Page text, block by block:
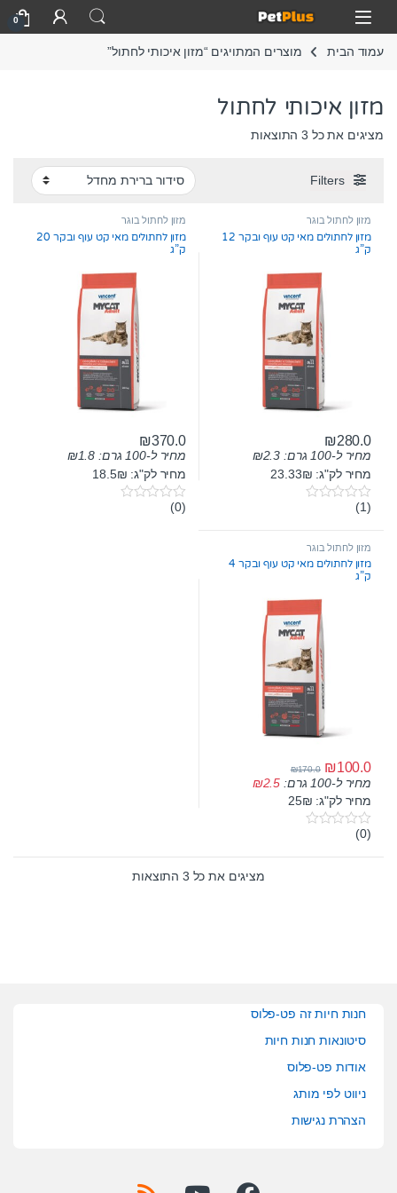
Skip to navigation
Skip to content
Open
0
עמוד הבית מוצרים המתויגים “מזון איכותי לחתול”
מזון איכותי לחתול
מציגים את כל ⁦3⁩ התוצאות
Filters
מזון לחתול בוגר
מזון לחתולים מאי קט עוף ובקר 12
ק”ג
₪280.0
מחיר ל-100 גרם: ₪2.3
מחיר לק"ג: 23.33₪
0
t
o
f
5
(1)
מזון לחתול בוגר
מזון לחתולים מאי קט עוף ובקר 20
ק”ג
₪370.0
מחיר ל-100 גרם: ₪1.8
מחיר לק"ג: 18.5₪
0(0)
מזון לחתול בוגר
מזון לחתולים מאי קט עוף ובקר 4
ק”ג
₪100.0
₪170.0
מחיר ל-100 גרם: ₪2.5
מחיר לק"ג: 25₪
0
u
(0)
מציגים את כל ⁦3⁩ התוצאות
חנות חיות זה פט-פלוס
סיטונאות חנות חיות
אודות פט-פלוס
ניווט לפי מותג
הצהרת נגישות